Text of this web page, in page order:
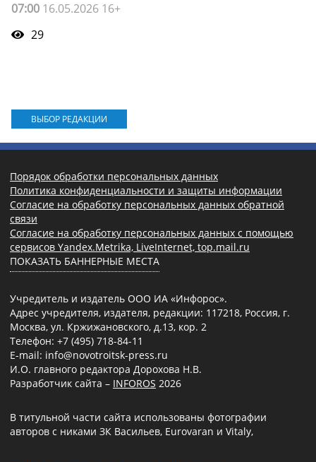
07:00 16.05.2026 16+
29
ВЫБОР РЕДАКЦИИ
Порядок обработки персональных данных
Политика конфиденциальности и защиты информации
Согласие на обработку персональных данных обратной
связи
Согласие на обработку персональных данных с помощью
сервисов Yandex.Metrika, LiveInternet, top.mail.ru
ПОКАЗАТЬ БАННЕРНЫЕ МЕСТА
Учредитель и издатель ООО ИА «Инфорос».
Адрес учредителя, издателя, редакции: 117218, Россия, г.
Москва, ул. Кржижановского, д.13, кор. 2
Телефон: +7 (495) 718-84-11
E-mail: info@novotroitsk-press.ru
И.О. главного редактора Дорохова Н.В.
Разработчик сайта – INFOROS 2026
В титульной части сайта использованы фотографии
авторов с никами ЗК Васильев, Eurovaran и Vitaly,